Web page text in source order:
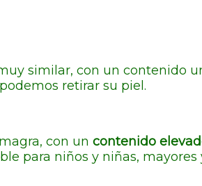
similar, con un contenido
retirar su piel.
con un contenido
para niños y niñas, mayores